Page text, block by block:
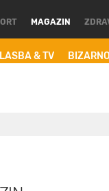
MAGAZIN
& TV BIZARNO